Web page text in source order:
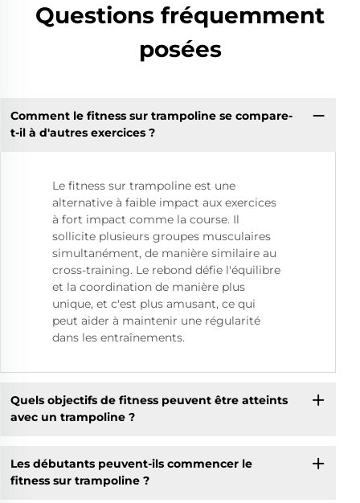
Questions fréquemment
posées
Comment le fitness sur trampoline se compare-
t-il à d'autres exercices ?
Le fitness sur trampoline est une
alternative à faible impact aux exercices
à fort impact comme la course. Il
sollicite plusieurs groupes musculaires
simultanément, de manière similaire au
cross-training. Le rebond défie l'équilibre
et la coordination de manière plus
unique, et c'est plus amusant, ce qui
peut aider à maintenir une régularité
dans les entraînements.
Quels objectifs de fitness peuvent être atteints
avec un trampoline ?
Les débutants peuvent-ils commencer le
fitness sur trampoline ?